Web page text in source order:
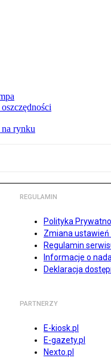
rynku
REGULAMIN
Polityka
Zmiana ustawień
Regulamin
Informacje o
Deklaracja
PARTNERZY
E-kiosk.pl
E-gazety.pl
Nexto.pl